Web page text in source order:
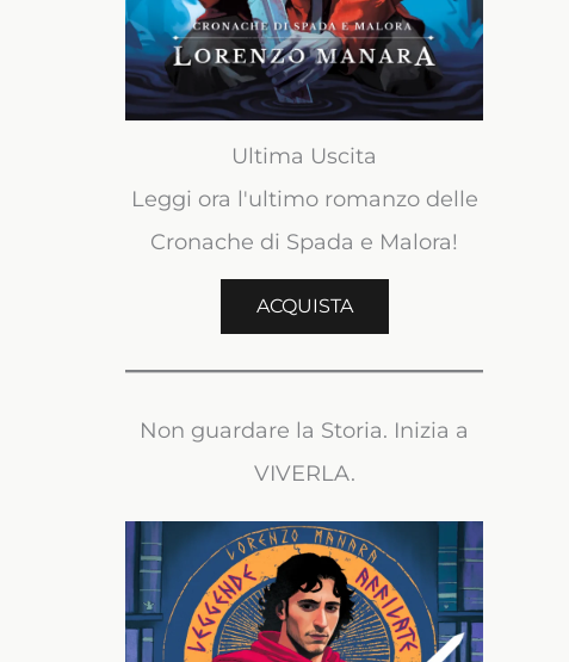
Ultima Uscita
Leggi ora l'ultimo romanzo delle
Cronache di Spada e Malora!
ACQUISTA
Non guardare la Storia. Inizia a
VIVERLA.